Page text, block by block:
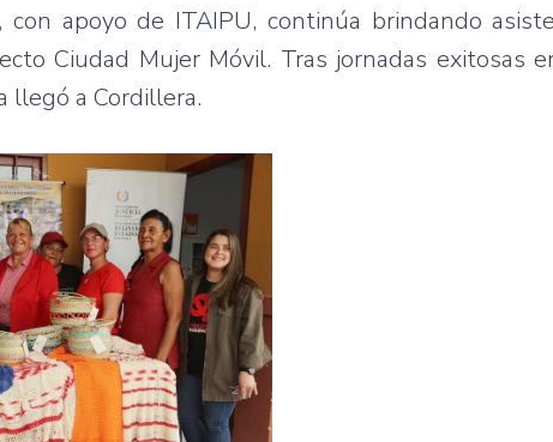
apoyo de ITAIPU, continúa brindando
Ciudad Mujer Móvil. Tras jornadas exitosas
llegó a Cordillera.